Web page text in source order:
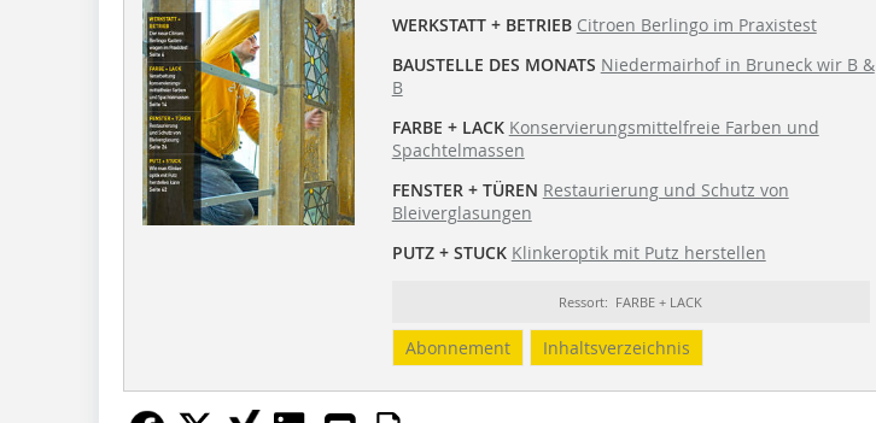
WERKSTATT + BETRIEB Citroen Berlingo im Praxistest
BAUSTELLE DES MONATS Niedermairhof in Bruneck wir B &
B
FARBE + LACK Konservierungsmittelfreie Farben und
Spachtelmassen
FENSTER + TÜREN Restaurierung und Schutz von
Bleiverglasungen
PUTZ + STUCK Klinkeroptik mit Putz herstellen
Ressort: FARBE + LACK
Abonnement Inhaltsverzeichnis